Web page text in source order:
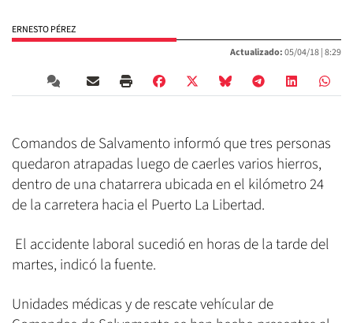
ERNESTO PÉREZ
Actualizado:05/04/18 |8:29
Comandos de Salvamento informó que tres personas
quedaron atrapadas luego de caerles varios hierros,
dentro de una chatarrera ubicada en el kilómetro 24
de la carretera hacia el Puerto La Libertad.
El accidente laboral sucedió en horas de la tarde del
martes, indicó la fuente.
Unidades médicas y de rescate vehícular de